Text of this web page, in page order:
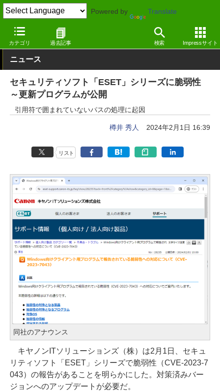
Powered by Translate
カテゴリ 過去記事 検索 Impressサイト
窓の杜 セキュリティ
ニュース
セキュリティソフト「ESET」シリーズに脆弱性
～更新プログラムが公開
引用符で囲まれていないパスの処理に起因
樽井 秀人 2024年2月1日 16:39
リスト
同社のアナウンス
キヤノンITソリューションズ（株）は2月1日、セキュ
リティソフト「ESET」シリーズで脆弱性（CVE-2023-7
043）の報告があることを明らかにした。対策済みバー
ジョンへのアップデートが必要だ。